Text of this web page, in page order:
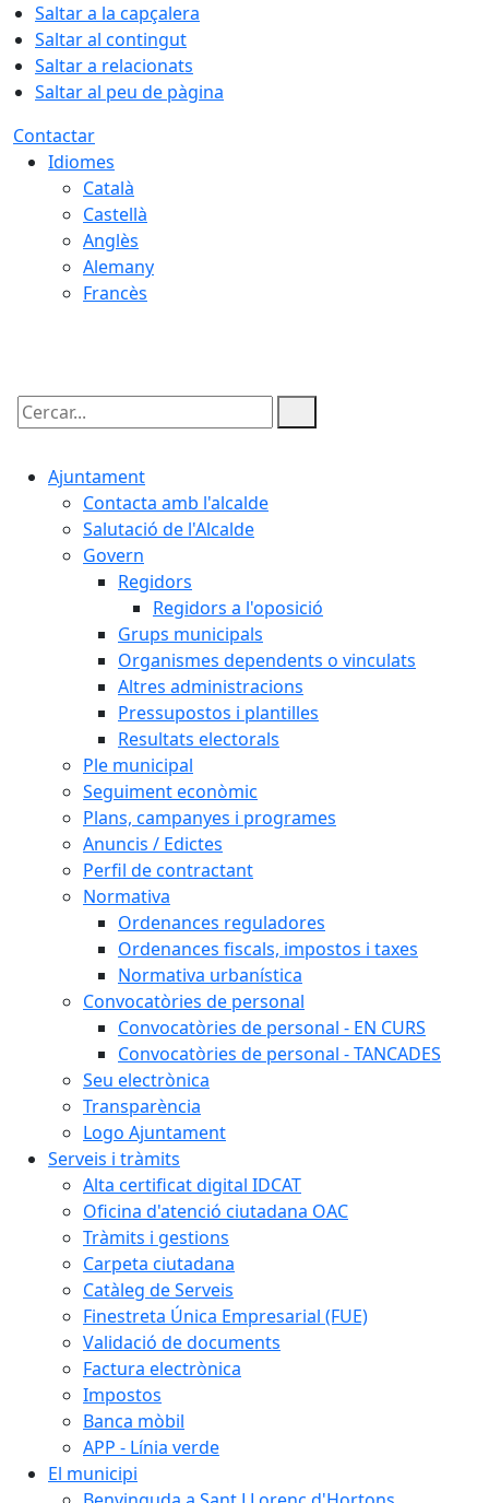
Saltar a la capçalera
Saltar al contingut
Saltar a relacionats
Saltar al peu de pàgina
Contactar
Idiomes
Català
Castellà
Anglès
Alemany
Francès
Cercar:
Ajuntament
Contacta amb l'alcalde
Salutació de l'Alcalde
Govern
Regidors
Regidors a l'oposició
Grups municipals
Organismes dependents o vinculats
Altres administracions
Pressupostos i plantilles
Resultats electorals
Ple municipal
Seguiment econòmic
Plans, campanyes i programes
Anuncis / Edictes
Perfil de contractant
Normativa
Ordenances reguladores
Ordenances fiscals, impostos i taxes
Normativa urbanística
Convocatòries de personal
Convocatòries de personal - EN CURS
Convocatòries de personal - TANCADES
Seu electrònica
Transparència
Logo Ajuntament
Serveis i tràmits
Alta certificat digital IDCAT
Oficina d'atenció ciutadana OAC
Tràmits i gestions
Carpeta ciutadana
Catàleg de Serveis
Finestreta Única Empresarial (FUE)
Validació de documents
Factura electrònica
Impostos
Banca mòbil
APP - Línia verde
El municipi